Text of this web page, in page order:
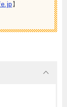
】